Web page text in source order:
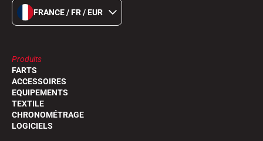
FRANCE / FR / EUR
Produits
FARTS
ACCESSOIRES
EQUIPEMENTS
TEXTILE
CHRONOMÉTRAGE
LOGICIELS